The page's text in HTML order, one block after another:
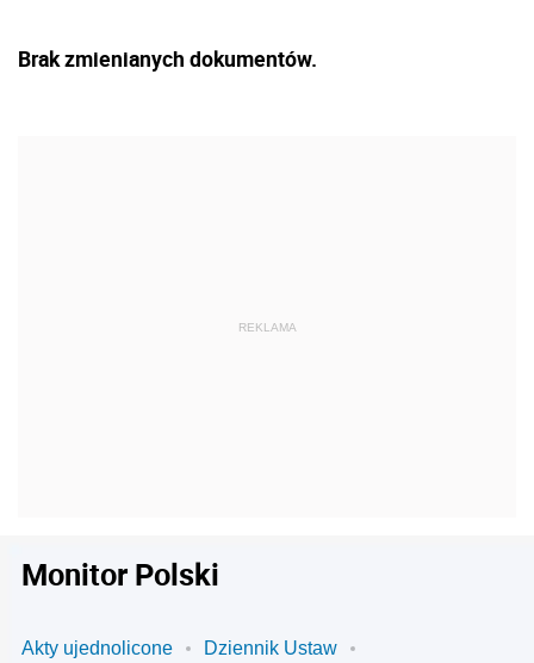
Brak zmienianych dokumentów.
Monitor Polski
Akty ujednolicone
Dziennik Ustaw